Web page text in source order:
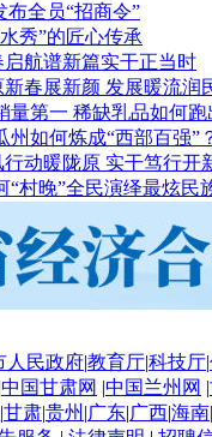
布全员“招商令”
秀”的匠心传承
航谱新篇实干正当时
春展新颜 发展暖流润
量第一 稀缺乳品如何跑
如何炼成“西部百强”
动暖陇原 实干笃行开
“村晚”全民演绎最炫民
人民政府|教育厅|科技厅|
中国甘肃网 |中国兰州网 |
|甘肃|贵州 |广东|广西|海南|